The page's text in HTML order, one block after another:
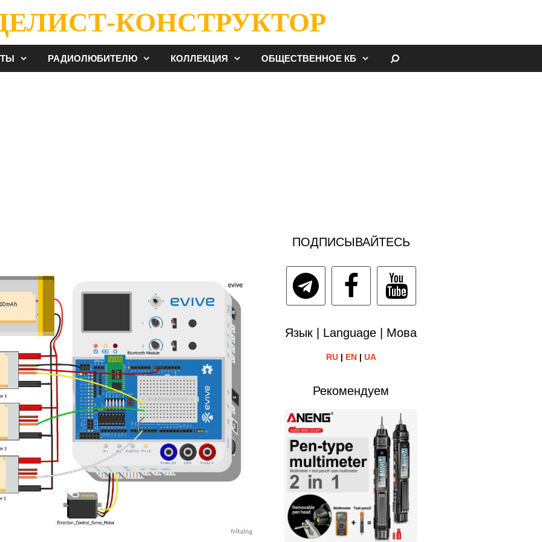
КОНСТРУКТОР
РАДИОЛЮБИТЕЛЮ КОЛЛЕКЦИЯ ОБЩЕСТВЕННОЕ КБ
ПОДПИСЫВАЙТЕСЬ
Язык | Language | Мова
RU| EN| UA
Рекомендуем